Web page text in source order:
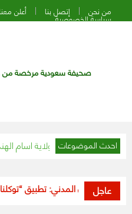
من نحن إتصل بنا أعلن معنا
سياسة الخصوصية
صحيفة سعودية مرخصة من
احدث الموضوعات
عاجل
الطيران المدني: تطبيق